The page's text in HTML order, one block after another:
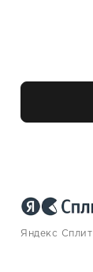
Яндекс Сплит